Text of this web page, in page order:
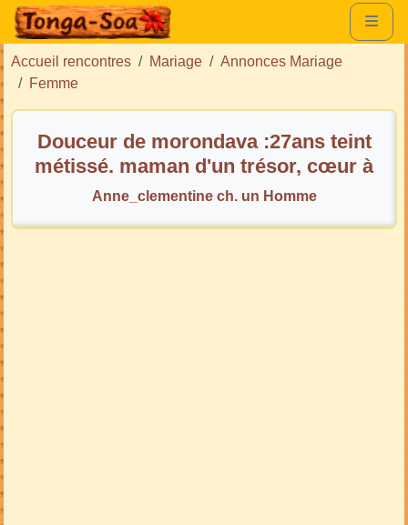
Accueil rencontres Mariage
Annonces Mariage
Femme
Douceur de morondava :27ans teint
métissé. maman d'un trésor, cœur à
découvrir
Anne_clementine ch. un Homme